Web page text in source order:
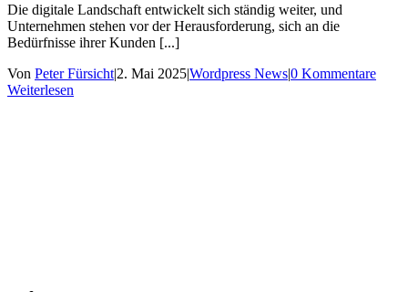
Die digitale Landschaft entwickelt sich ständig weiter, und
Unternehmen stehen vor der Herausforderung, sich an die
Bedürfnisse ihrer Kunden [...]
Von Peter Fürsicht|2. Mai 2025|Wordpress News|0 Kommentare
Weiterlesen